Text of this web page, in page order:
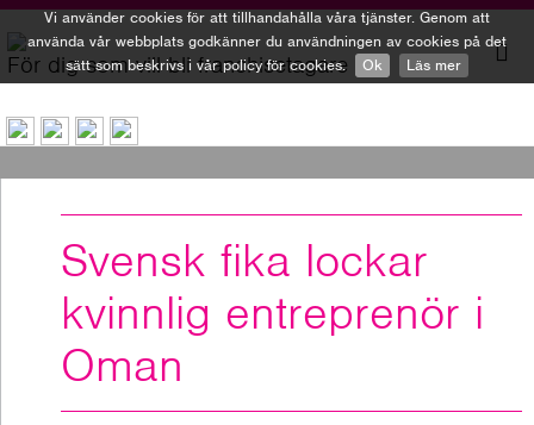
Vi använder cookies för att tillhandahålla våra tjänster. Genom att
använda vår webbplats godkänner du användningen av cookies på det
sätt som beskrivs i vår policy för cookies.
Ok Läs mer
För dig som vill bli franchisetagare
Svensk fika lockar
kvinnlig entreprenör i
Oman